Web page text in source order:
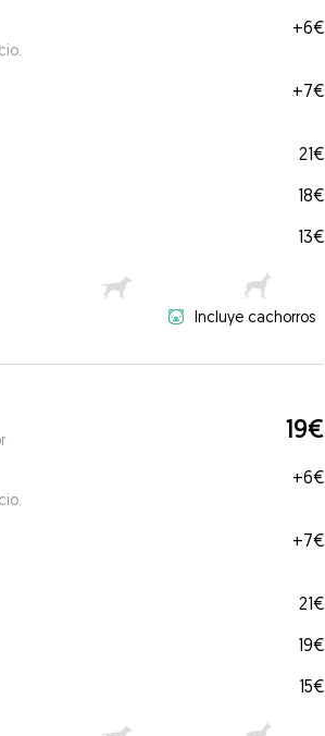
+6€
+7€
21€
18€
13€
Incluye cachorros
19€
+6€
+7€
21€
19€
15€